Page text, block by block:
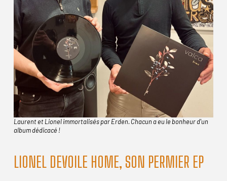
Laurent et Lionel immortalisés par Erden. Chacun a eu le bonheur d'un
album dédicacé !
LIONEL DEVOILE HOME, SON PERMIER EP